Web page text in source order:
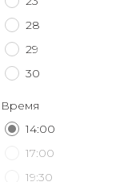
28
29
30
Время
14:00
17:00
19:30